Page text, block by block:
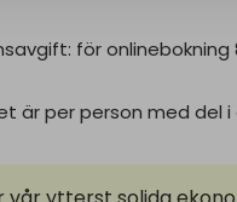
för onlinebokning
är per person med del i